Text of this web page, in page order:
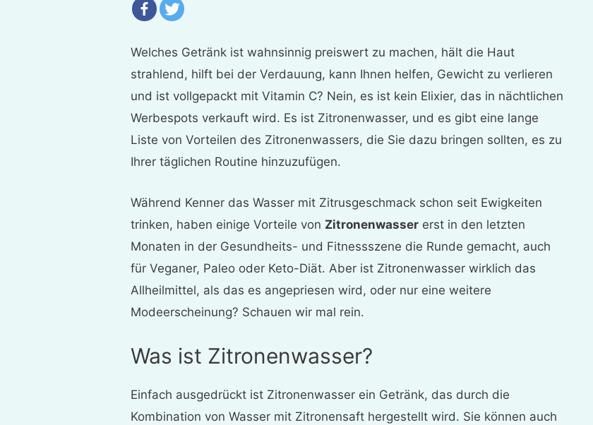
Welches Getränk ist wahnsinnig preiswert zu machen, hält die Haut
strahlend, hilft bei der Verdauung, kann Ihnen helfen, Gewicht zu verlieren
und ist vollgepackt mit Vitamin C? Nein, es ist kein Elixier, das in nächtlichen
Werbespots verkauft wird. Es ist Zitronenwasser, und es gibt eine lange
Liste von Vorteilen des Zitronenwassers, die Sie dazu bringen sollten, es zu
Ihrer täglichen Routine hinzuzufügen.
Während Kenner das Wasser mit Zitrusgeschmack schon seit Ewigkeiten
trinken, haben einige Vorteile von Zitronenwasser erst in den letzten
Monaten in der Gesundheits- und Fitnessszene die Runde gemacht, auch
für Veganer, Paleo oder Keto-Diät. Aber ist Zitronenwasser wirklich das
Allheilmittel, als das es angepriesen wird, oder nur eine weitere
Modeerscheinung? Schauen wir mal rein.
Was ist Zitronenwasser?
Einfach ausgedrückt ist Zitronenwasser ein Getränk, das durch die
Kombination von Wasser mit Zitronensaft hergestellt wird. Sie können auch